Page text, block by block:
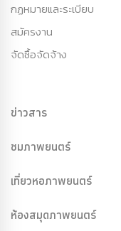
กฏหมายและระเบียบ
สมัครงาน
จัดซื้อจัดจ้าง
ข่าวสาร
ชมภาพยนตร์
เที่ยวหอภาพยนตร์
ห้องสมุดภาพยนตร์